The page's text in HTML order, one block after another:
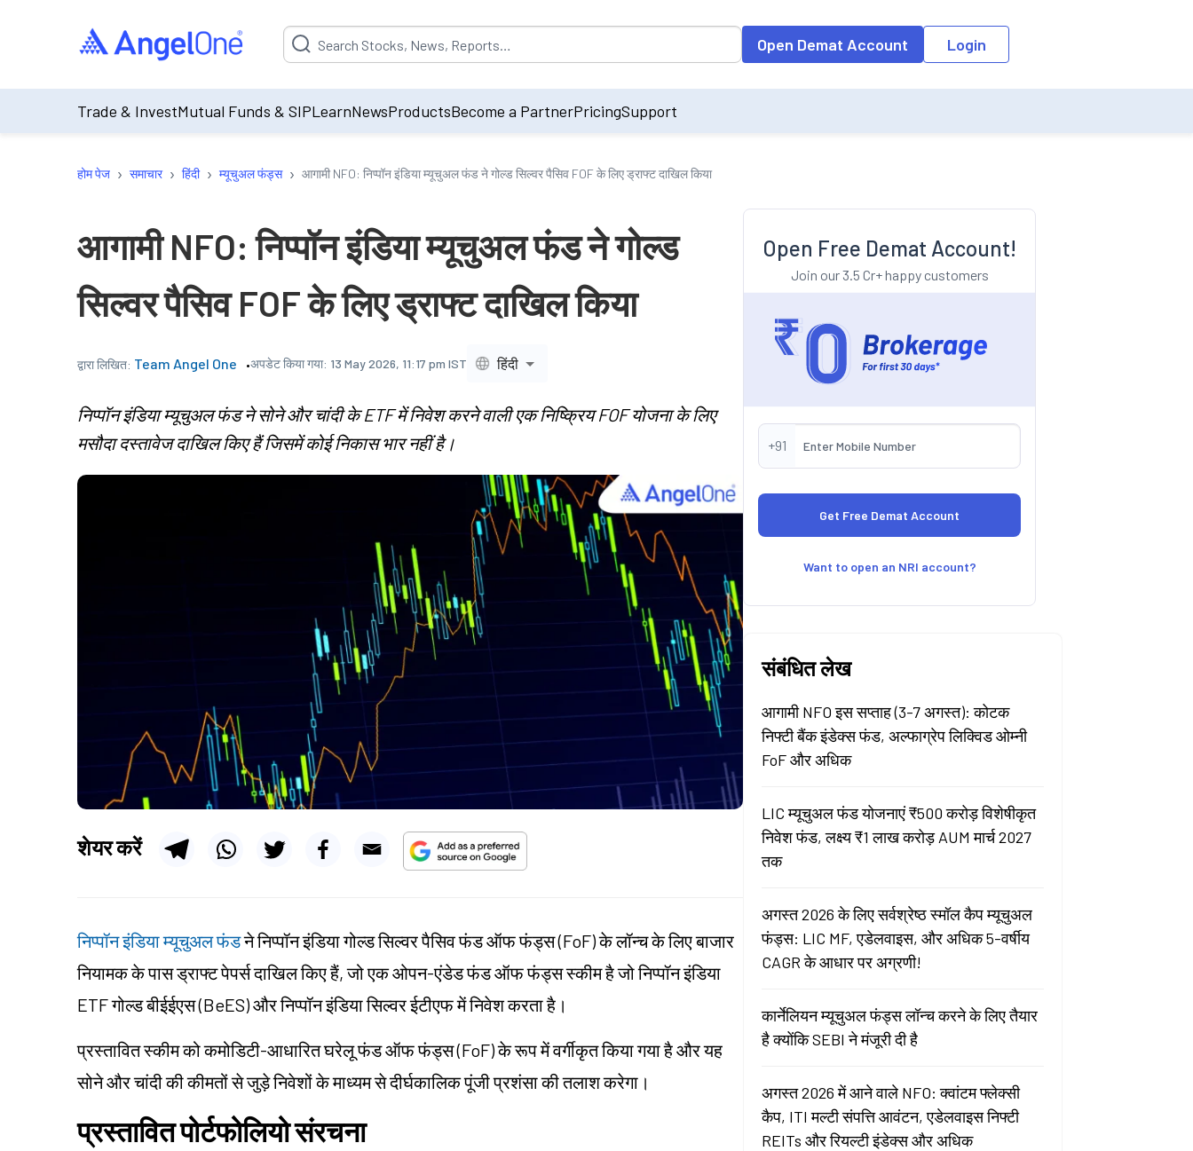
Suggestion will be populated by default on accessing the input field. On entering data into the input field, the suggestion list will be updated as per the
Open Demat Account Login
Trade & InvestMutual Funds & SIPLearnNewsProductsBecome a PartnerPricingSupport
होम पेज › समाचार › हिंदी › म्यूचुअल फंड्स › आगामी NFO: निप्पॉन इंडिया म्यूचुअल फंड ने गोल्ड सिल्वर पैसिव FOF के लिए ड्राफ्ट दाखिल किया
आगामी NFO: निप्पॉन इंडिया म्यूचुअल फंड ने गोल्ड
सिल्वर पैसिव FOF के लिए ड्राफ्ट दाखिल किया
द्वारा लिखित: Team Angel One अपडेट किया गया: 13 May 2026, 11:17 pm IST हिंदी
निप्पॉन इंडिया म्यूचुअल फंड ने सोने और चांदी के ETF में निवेश करने वाली एक निष्क्रिय FOF योजना के लिए
मसौदा दस्तावेज दाखिल किए हैं जिसमें कोई निकास भार नहीं है।
शेयर करें
निप्पॉन इंडिया म्यूचुअल फंडने निप्पॉन इंडिया गोल्ड सिल्वर पैसिव फंड ऑफ फंड्स (FoF) के लॉन्च के लिए बाजार
नियामक के पास ड्राफ्ट पेपर्स दाखिल किए हैं, जो एक ओपन-एंडेड फंड ऑफ फंड्स स्कीम है जो निप्पॉन इंडिया
ETF गोल्ड बीईईएस (BeES) और निप्पॉन इंडिया सिल्वर ईटीएफ में निवेश करता है।
प्रस्तावित स्कीम को कमोडिटी-आधारित घरेलू फंड ऑफ फंड्स (FoF) के रूप में वर्गीकृत किया गया है और यह
सोने और चांदी की कीमतों से जुड़े निवेशों के माध्यम से दीर्घकालिक पूंजी प्रशंसा की तलाश करेगा।
प्रस्तावित पोर्टफोलियो संरचना
Open Free Demat Account!
Join our 3.5 Cr+ happy customers
+91
Want to open an NRI account?
संबंधित लेख
आगामी NFO इस सप्ताह (3-7 अगस्त): कोटक
निफ्टी बैंक इंडेक्स फंड, अल्फाग्रेप लिक्विड ओम्नी
FoF और अधिक
LIC म्यूचुअल फंड योजनाएं ₹500 करोड़ विशेषीकृत
निवेश फंड, लक्ष्य ₹1 लाख करोड़ AUM मार्च 2027
तक
अगस्त 2026 के लिए सर्वश्रेष्ठ स्मॉल कैप म्यूचुअल
फंड्स: LIC MF, एडेलवाइस, और अधिक 5-वर्षीय
CAGR के आधार पर अग्रणी!
कार्नेलियन म्यूचुअल फंड्स लॉन्च करने के लिए तैयार
है क्योंकि SEBI ने मंजूरी दी है
अगस्त 2026 में आने वाले NFO: क्वांटम फ्लेक्सी
कैप, ITI मल्टी संपत्ति आवंटन, एडेलवाइस निफ्टी
REITs और रियल्टी इंडेक्स और अधिक